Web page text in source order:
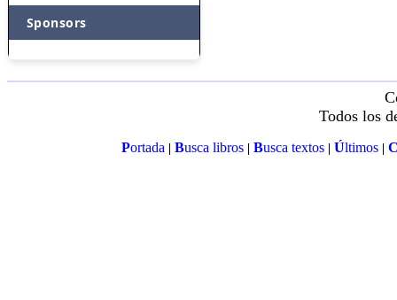
Sponsors
Todos los
Portada| Busca libros| Busca textos| Últimos|